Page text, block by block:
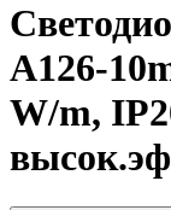
A126-
W/m,